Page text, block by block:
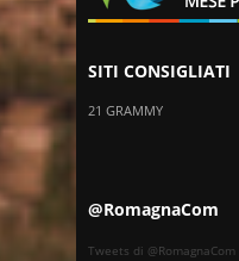
SITI CONSIGLIATI
21 GRAMMY
@RomagnaCom
Tweets di @RomagnaCom